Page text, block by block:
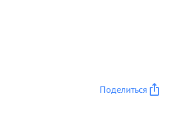
Поделиться